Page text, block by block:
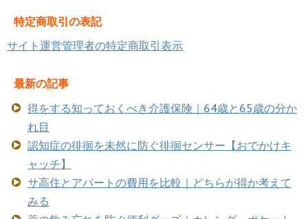
特定商取引の表記
サイト運営管理者の特定商取引表示
最新の記事
得をする知っておくべき介護保険｜64歳と65歳の分か
れ目
認知症の徘徊を未然に防ぐ徘徊センサー【おでかけキ
ャッチ】
サ高住とアパートの費用を比較｜どちらが得か考えて
みる